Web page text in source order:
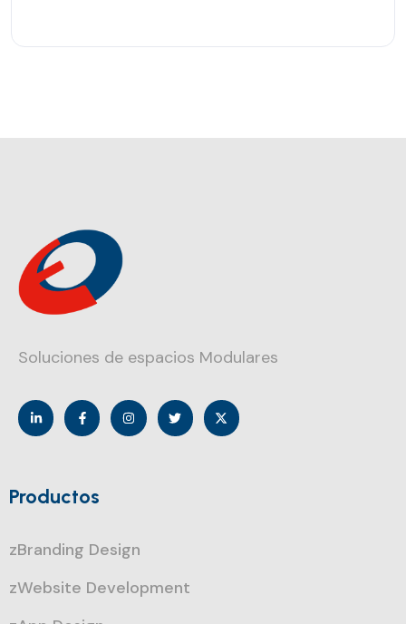
Soluciones de espacios Modulares
Productos
zBranding Design
zWebsite Development